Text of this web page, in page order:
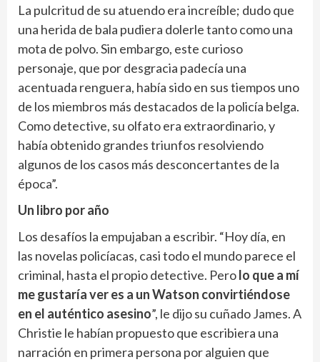
La pulcritud de su atuendo era increíble; dudo que
una herida de bala pudiera dolerle tanto como una
mota de polvo. Sin embargo, este curioso
personaje, que por desgracia padecía una
acentuada renguera, había sido en sus tiempos uno
de los miembros más destacados de la policía belga.
Como detective, su olfato era extraordinario, y
había obtenido grandes triunfos resolviendo
algunos de los casos más desconcertantes de la
época”.
Un libro por año
Los desafíos la empujaban a escribir. “Hoy día, en
las novelas policíacas, casi todo el mundo parece el
criminal, hasta el propio detective. Perolo que a mí
me gustaría ver es a un Watson convirtiéndose
en el auténtico asesino”, le dijo su cuñado James. A
Christie le habían propuesto que escribiera una
narración en primera persona por alguien que